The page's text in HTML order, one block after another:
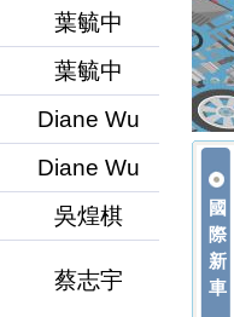
葉毓中
葉毓中
Diane Wu
Diane Wu
吳煌棋
蔡志宇
國
際
新
車